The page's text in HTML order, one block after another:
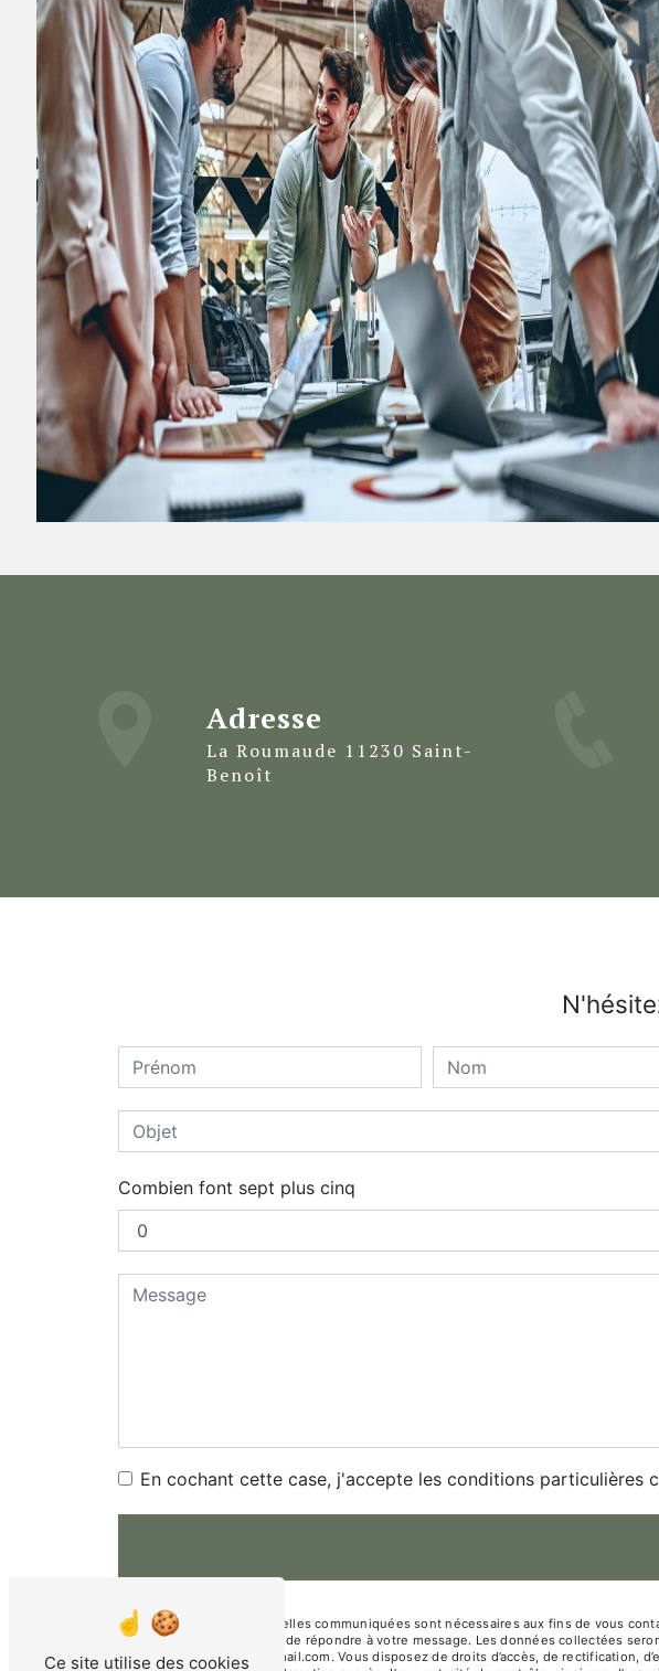
Adresse
La Roumaude 11230 Saint-
Benoît
Combien font sept plus cinq
En cochant cette case, j'accepte les conditions particulières
** Les données personnelles communiquées sont nécessaires aux fins de vous
traitants dans le seul but de répondre à votre message. Les données collectées
christine.vloeberghs@gmail.com. Vous disposez de droits d’accès, de rectification,
Ce site utilise des cookies